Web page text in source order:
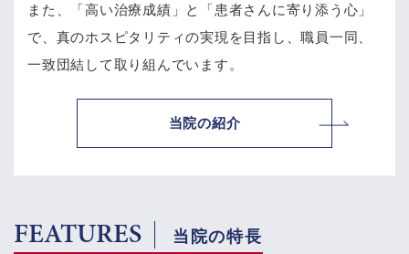
また、「高い治療成績」と「患者さんに寄り添う心」
で、 真のホスピタリティの実現を目指し、職員一同、
一致団結して取り組んでいます。
当院の紹介
FEATURES 当院の特長